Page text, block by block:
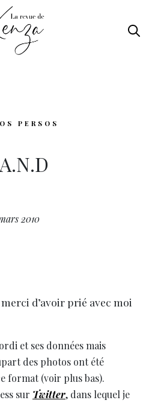
PERSOS
2010
d’avoir prié avec moi
et ses données mais
des photos ont été
format (voir plus bas).
sur Twitter, dans lequel je